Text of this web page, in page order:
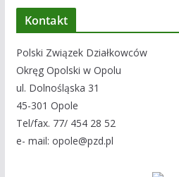
Kontakt
Polski Związek Działkowców
Okręg Opolski w Opolu
ul. Dolnośląska 31
45-301 Opole
Tel/fax. 77/ 454 28 52
e- mail: opole@pzd.pl